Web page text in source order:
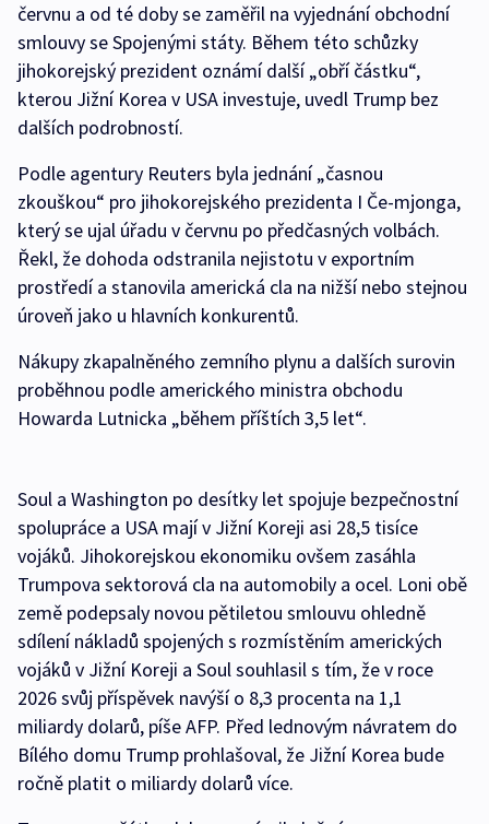
červnu a od té doby se zaměřil na vyjednání obchodní
smlouvy se Spojenými státy. Během této schůzky
jihokorejský prezident oznámí další „obří částku“,
kterou Jižní Korea v USA investuje, uvedl Trump bez
dalších podrobností.
Podle agentury Reuters byla jednání „časnou
zkouškou“ pro jihokorejského prezidenta I Če-mjonga,
který se ujal úřadu v červnu po předčasných volbách.
Řekl, že dohoda odstranila nejistotu v exportním
prostředí a stanovila americká cla na nižší nebo stejnou
úroveň jako u hlavních konkurentů.
Nákupy zkapalněného zemního plynu a dalších surovin
proběhnou podle amerického ministra obchodu
Howarda Lutnicka „během příštích 3,5 let“.
Soul a Washington po desítky let spojuje bezpečnostní
spolupráce a USA mají v Jižní Koreji asi 28,5 tisíce
vojáků. Jihokorejskou ekonomiku ovšem zasáhla
Trumpova sektorová cla na automobily a ocel. Loni obě
země podepsaly novou pětiletou smlouvu ohledně
sdílení nákladů spojených s rozmístěním amerických
vojáků v Jižní Koreji a Soul souhlasil s tím, že v roce
2026 svůj příspěvek navýší o 8,3 procenta na 1,1
miliardy dolarů, píše AFP. Před lednovým návratem do
Bílého domu Trump prohlašoval, že Jižní Korea bude
ročně platit o miliardy dolarů více.